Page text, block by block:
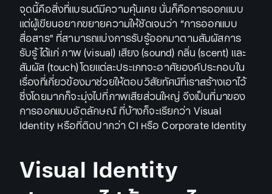
จุดนี้คือสิ่งที่แบรนด์มีความคุ้นเคย นั่นก็คือการออกแบบ
แต่ผู้เขียนอยากขยายความให้ชัดเจนว่า “การออกแบบ
สื่อสาร” ที่สามารถแบ่งการรับรู้ออกมาตามสัมผัสการ
รับรู้ ได้แก่ ภาพ (visual) เสียง (sound) กลิ่น (scent) และ
สัมผัส (touch) โดยแต่ละประเภทจะอาศัยองค์ประกอบใน
เรื่องที่เกี่ยวข้องมาช่วยให้ตอบวิสัยทัศน์ที่เราสร้างเอาไว้
ซึ่งโดยมากก็จะมุ่งไปที่ภาพเสียส่วนใหญ่ จึงเป็นที่มาของ
การออกแบบอัตลักษณ์ ที่บ้างก็จะเรียกว่า Visual
Identity หรือที่ติดปากว่า CI หรือ Corporate Identity
Visual Identity